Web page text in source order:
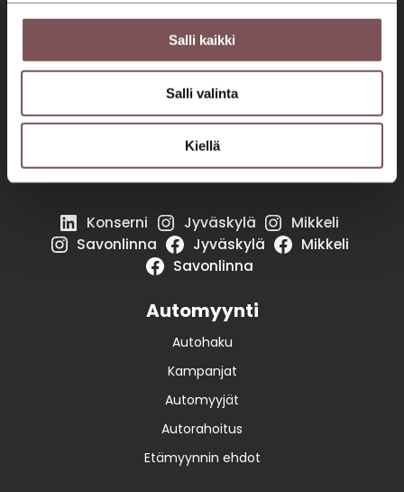
Salli kaikki
Salli valinta
Kiellä
Tervetuloa asiakaslähtöiseen autokauppaan ja
huoltoon!
Seuraa meitä somessa!
Konserni Jyväskylä
Mikkeli
Savonlinna
Jyväskylä
Mikkeli
Savonlinna
Automyynti
Autohaku
Kampanjat
Automyyjät
Autorahoitus
Etämyynnin ehdot